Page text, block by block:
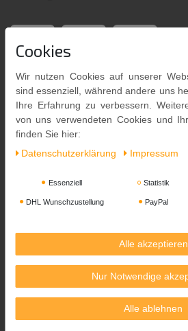
Cookies
Wir nutzen Cookies auf unserer
sind essenziell, während andere uns
Ihre Erfahrung zu verbessern.
von uns verwendeten Cookies und
finden Sie hier:
Daten­schutz­erklärung
Impressum
Essenziell Statistik
DHL Wunschzustellung PayPal
Alle akzeptieren
Nur Notwendige
Alle ablehnen